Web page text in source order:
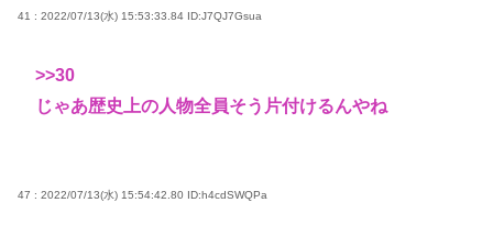
41 : 2022/07/13(水) 15:53:33.84 ID:J7QJ7Gsua
>>30
じゃあ歴史上の人物全員そう片付けるんやね
47 : 2022/07/13(水) 15:54:42.80 ID:h4cdSWQPa